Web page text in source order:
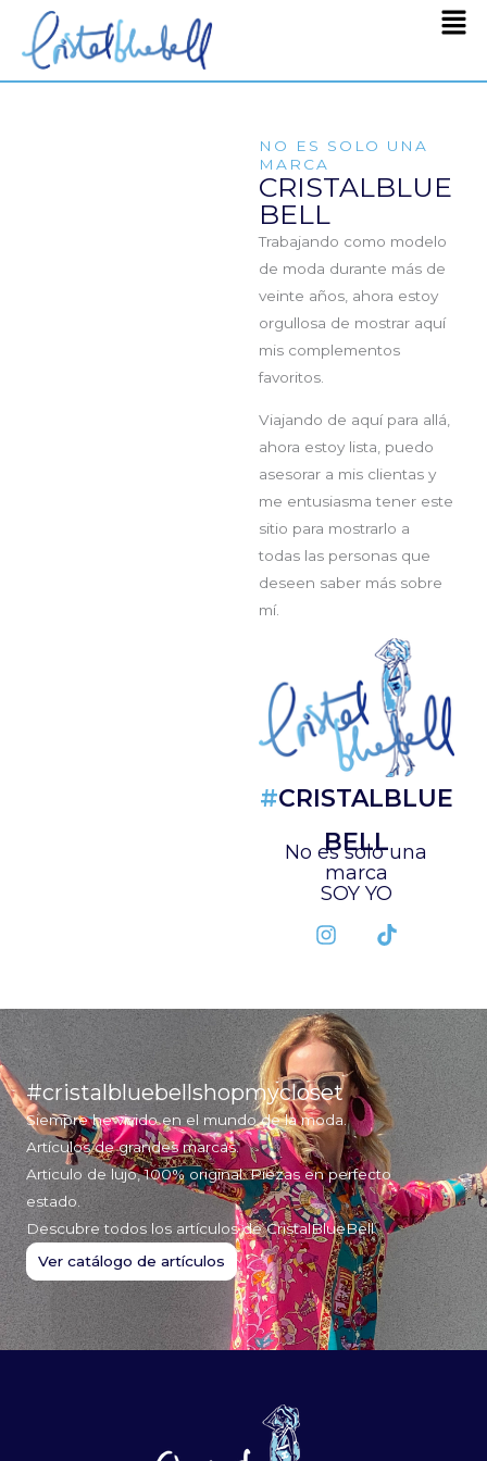
contenido
NO ES SOLO UNA
MARCA
CRISTALBLUE
BELL
Trabajando como modelo
de moda durante más de
veinte años, ahora estoy
orgullosa de mostrar aquí
mis complementos
favoritos.
Viajando de aquí para allá,
ahora estoy lista, puedo
asesorar a mis clientas y
me entusiasma tener este
sitio para mostrarlo a
todas las personas que
deseen saber más sobre
mí.
#CRISTALBLUE
BELL
No es solo una
marca
SOY YO
I
a
g
r
a
m
T
k
#cristalbluebellshopmycloset
Siempre he vivido en el mundo de la moda.
Artículos de grandes marcas.
Articulo de lujo, 100% original. Piezas en perfecto
estado.
Descubre todos los artículos de CristalBlueBell
Ver catálogo de artículos